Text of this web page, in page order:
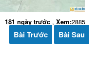
181 ngày trước , Xem:2885
Bài Trước Bài Sau